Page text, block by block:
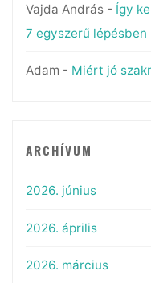
Vajda András- Így
7 egyszerű lépésben
Adam - Miért jó
ARCHÍVUM
2026. június
2026. április
2026. március